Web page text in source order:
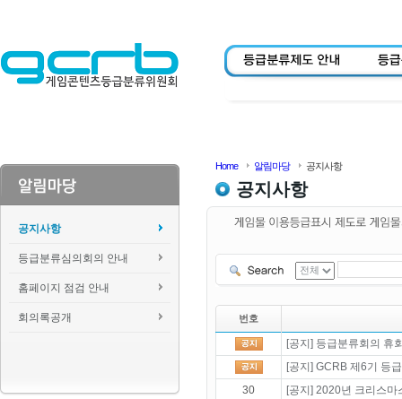
공지사항
등급분류심의회의 안내
홈페이지 점검 안내
회의록공개
Home 알림마당 공지사항
공지사항
번호
[공지] 등급분류회의 휴
[공지] GCRB 제6기 등
30
[공지] 2020년 크리스